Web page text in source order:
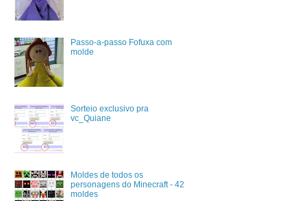
Passo-a-passo Fofuxa com
molde
Sorteio exclusivo pra
vc_Quiane
Moldes de todos os
personagens do Minecraft - 42
moldes